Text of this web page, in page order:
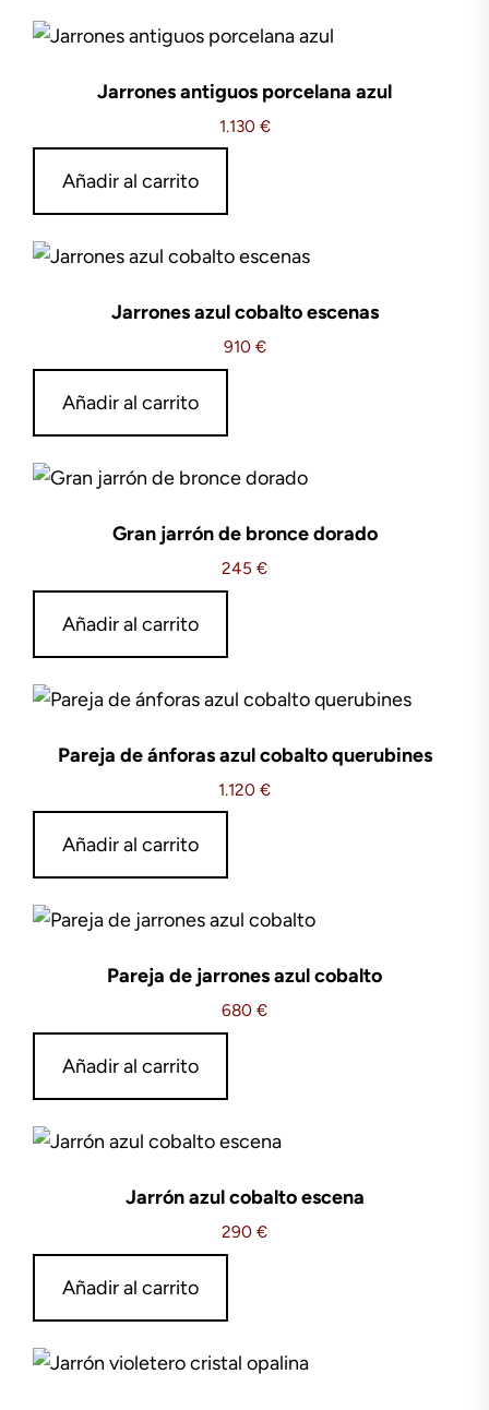
Jarrones antiguos porcelana azul
1.130 €
Añadir al carrito
Jarrones azul cobalto escenas
910 €
Añadir al carrito
Gran jarrón de bronce dorado
245 €
Añadir al carrito
Pareja de ánforas azul cobalto querubines
1.120 €
Añadir al carrito
Pareja de jarrones azul cobalto
680 €
Añadir al carrito
Jarrón azul cobalto escena
290 €
Añadir al carrito